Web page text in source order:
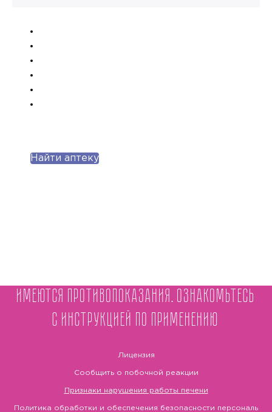
Найти аптеку
Имеются противопоказания. Ознакомьтесь
с инструкцией по применению
Лицензия
Сообщить о побочной реакции
Признаки нарушения работы печени
Политика обработки и обеспечения безопасности персональ